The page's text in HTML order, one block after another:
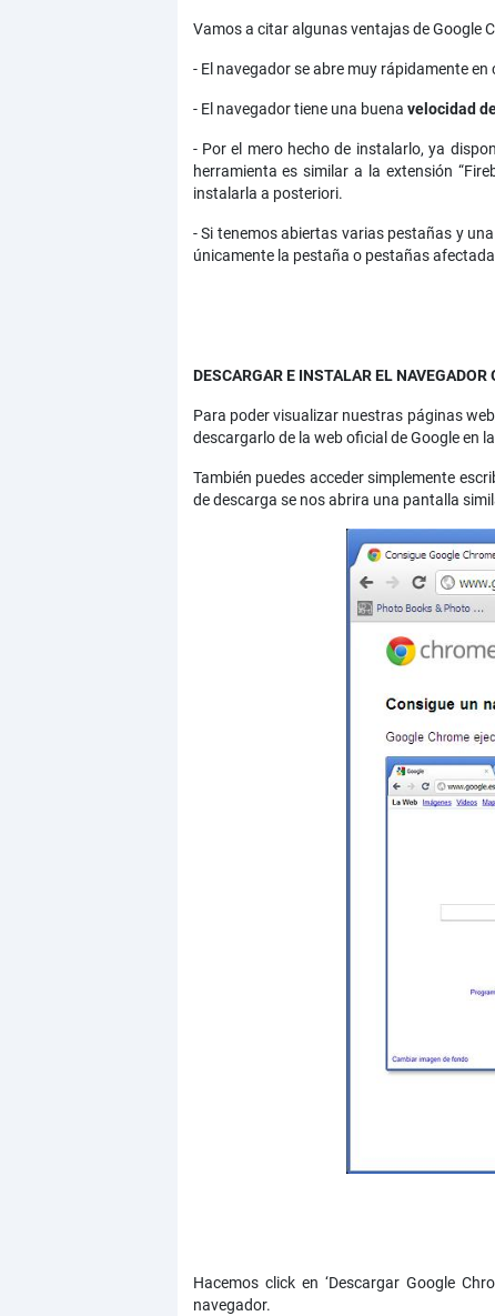
Vamos a citar algunas ventajas de Google
- El navegador se abre muy rápidamente
- El navegador tiene una buena velocidad
- Por el mero hecho de instalarlo, ya
herramienta es similar a la extensión
instalarla a posteriori.
- Si tenemos abiertas varias pestañas y
únicamente la pestaña o pestañas
DESCARGAR E INSTALAR EL
Para poder visualizar nuestras páginas
descargarlo de la web oficial de Google en
También puedes acceder simplemente
de descarga se nos abrira una pantalla
Hacemos click en ‘Descargar Google
navegador.